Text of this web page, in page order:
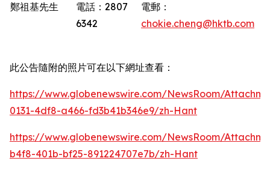
鄭祖基先生
電話：2807
6342
電郵：
chokie.cheng@hktb.com
此公告隨附的照片可在以下網址查看：
https://www.globenewswire.com/NewsRoom/
0131-4df8-a466-fd3b41b346e9/zh-Hant
https://www.globenewswire.com/NewsRoom/
b4f8-401b-bf25-891224707e7b/zh-Hant